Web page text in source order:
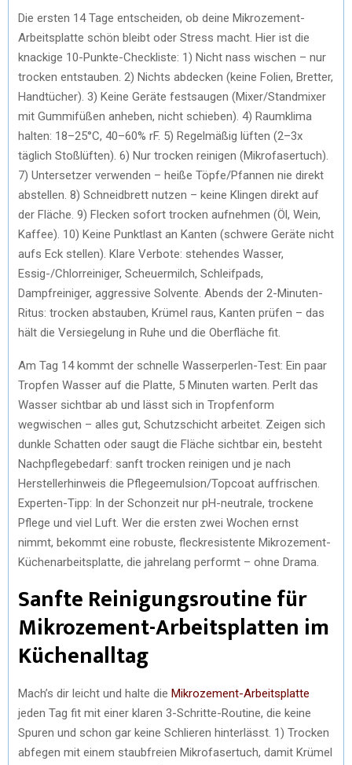
Die ersten 14 Tage entscheiden, ob deine Mikrozement-
Arbeitsplatte schön bleibt oder Stress macht. Hier ist die
knackige 10-Punkte-Checkliste: 1) Nicht nass wischen – nur
trocken entstauben. 2) Nichts abdecken (keine Folien, Bretter,
Handtücher). 3) Keine Geräte festsaugen (Mixer/Standmixer
mit Gummifüßen anheben, nicht schieben). 4) Raumklima
halten: 18–25°C, 40–60% rF. 5) Regelmäßig lüften (2–3x
täglich Stoßlüften). 6) Nur trocken reinigen (Mikrofasertuch).
7) Untersetzer verwenden – heiße Töpfe/Pfannen nie direkt
abstellen. 8) Schneidbrett nutzen – keine Klingen direkt auf
der Fläche. 9) Flecken sofort trocken aufnehmen (Öl, Wein,
Kaffee). 10) Keine Punktlast an Kanten (schwere Geräte nicht
aufs Eck stellen). Klare Verbote: stehendes Wasser,
Essig-/Chlorreiniger, Scheuermilch, Schleifpads,
Dampfreiniger, aggressive Solvente. Abends der 2-Minuten-
Ritus: trocken abstauben, Krümel raus, Kanten prüfen – das
hält die Versiegelung in Ruhe und die Oberfläche fit.
Am Tag 14 kommt der schnelle Wasserperlen-Test: Ein paar
Tropfen Wasser auf die Platte, 5 Minuten warten. Perlt das
Wasser sichtbar ab und lässt sich in Tropfenform
wegwischen – alles gut, Schutzschicht arbeitet. Zeigen sich
dunkle Schatten oder saugt die Fläche sichtbar ein, besteht
Nachpflegebedarf: sanft trocken reinigen und je nach
Herstellerhinweis die Pflegeemulsion/Topcoat auffrischen.
Experten-Tipp: In der Schonzeit nur pH-neutrale, trockene
Pflege und viel Luft. Wer die ersten zwei Wochen ernst
nimmt, bekommt eine robuste, fleckresistente Mikrozement-
Küchenarbeitsplatte, die jahrelang performt – ohne Drama.
Sanfte Reinigungsroutine für
Mikrozement-Arbeitsplatten im
Küchenalltag
Mach’s dir leicht und halte die Mikrozement-Arbeitsplatte
jeden Tag fit mit einer klaren 3-Schritte-Routine, die keine
Spuren und schon gar keine Schlieren hinterlässt. 1) Trocken
abfegen mit einem staubfreien Mikrofasertuch, damit Krümel